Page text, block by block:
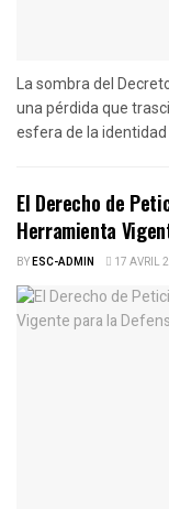
La sombra del
una pérdida que
esfera de la identidad
El Derecho de
Herramienta
BYESC-ADMIN 17 AVRIL